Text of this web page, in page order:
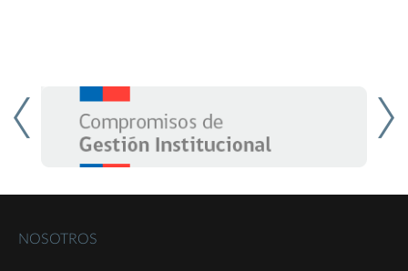
NOSOTROS